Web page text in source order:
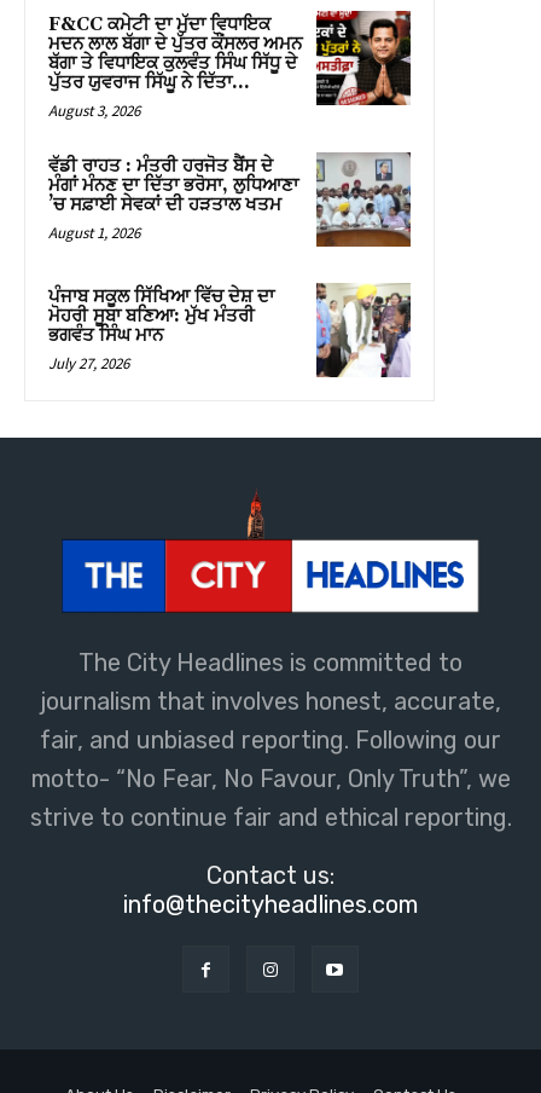
The City Headlines is committed to
journalism that involves honest, accurate,
fair, and unbiased reporting. Following our
motto- “No Fear, No Favour, Only Truth”, we
strive to continue fair and ethical reporting.
Contact us:
info@thecityheadlines.com